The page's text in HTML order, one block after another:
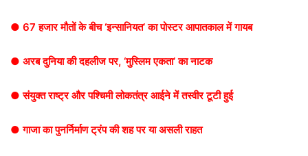
● 67 हजार मौतों के बीच ‘इन्सानियत’ का पोस्टर आपातकाल में गायब
● अरब दुनिया की दहलीज पर, ‘मुस्लिम एकता’ का नाटक
● संयुक्त राष्ट्र और पश्चिमी लोकतंत्र आईने में तस्वीर टूटी हुई
● गाजा का पुनर्निर्माण ट्रंप की शह पर या असली राहत